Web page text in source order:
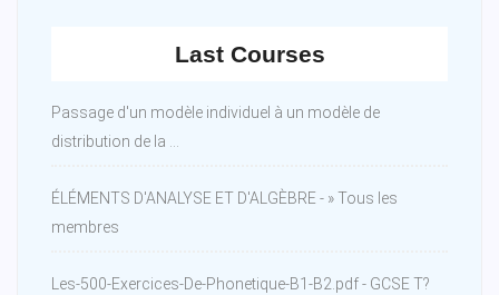
Last Courses
Passage d'un modèle individuel à un modèle de
distribution de la ...
ÉLÉMENTS D'ANALYSE ET D'ALGÈBRE - » Tous les
membres
Les-500-Exercices-De-Phonetique-B1-B2.pdf - GCSE T?